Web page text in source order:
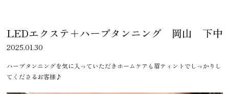
LEDエクステ＋ハーブタンニング 岡山 下中
2025.01.30
ハーブタンニングを気に入っていただきホームケアも眉ティントでしっかりし
てくださるお客様♪